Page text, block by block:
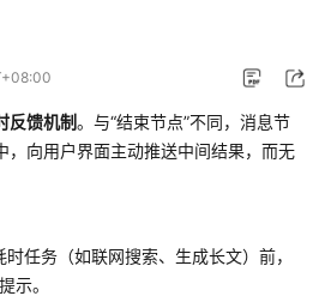
反馈机制。与“结束节点”不同，消息节
，向用户界面主动推送中间结果，而无
任务（如联网搜索、生成长文）前，
示。